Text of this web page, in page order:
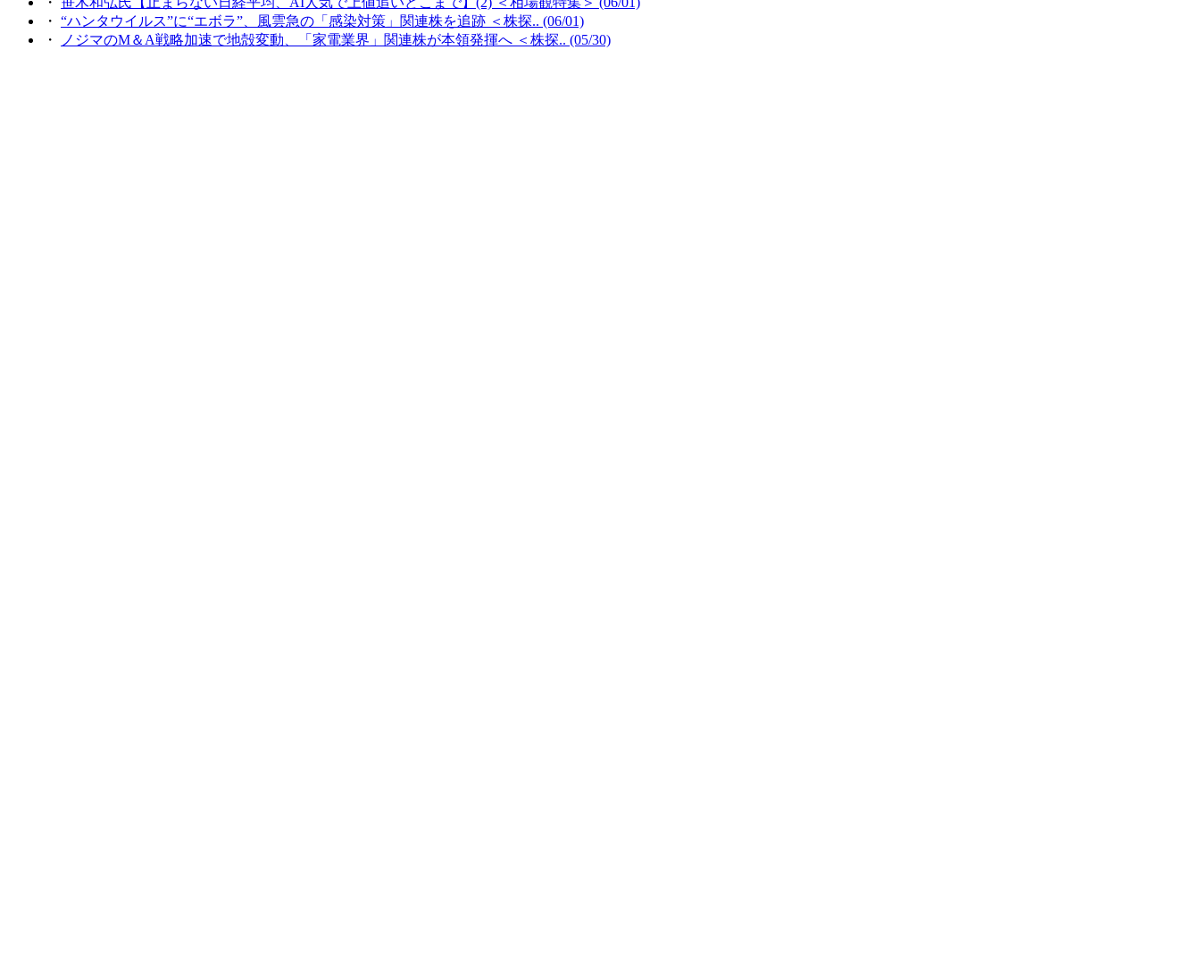
・ “ハンタウイルス”に“エボラ”、風雲急の「感染対策」関連株を追跡 ＜株探.. (06/01)
・
ノジマのM＆A戦略加速で地殻変動、「家電業界」関連株が本領発揮へ ＜株探.. (05/30)